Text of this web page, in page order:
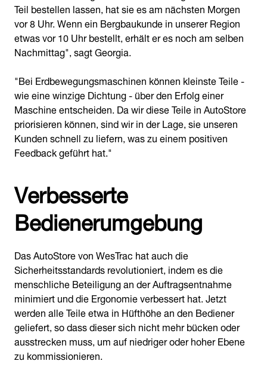
Teil bestellen lassen, hat sie es am nächsten Morgen
vor 8 Uhr. Wenn ein Bergbaukunde in unserer Region
etwas vor 10 Uhr bestellt, erhält er es noch am selben
Nachmittag", sagt Georgia.
"Bei Erdbewegungsmaschinen können kleinste Teile -
wie eine winzige Dichtung - über den Erfolg einer
Maschine entscheiden. Da wir diese Teile in AutoStore
priorisieren können, sind wir in der Lage, sie unseren
Kunden schnell zu liefern, was zu einem positiven
Feedback geführt hat."
Verbesserte
Bedienerumgebung
Das AutoStore von WesTrac hat auch die
Sicherheitsstandards revolutioniert, indem es die
menschliche Beteiligung an der Auftragsentnahme
minimiert und die Ergonomie verbessert hat. Jetzt
werden alle Teile etwa in Hüfthöhe an den Bediener
geliefert, so dass dieser sich nicht mehr bücken oder
ausstrecken muss, um auf niedriger oder hoher Ebene
zu kommissionieren.